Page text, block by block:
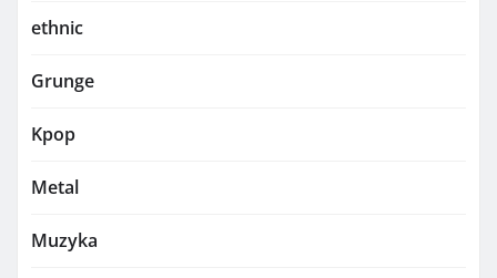
ethnic
Grunge
Kpop
Metal
Muzyka